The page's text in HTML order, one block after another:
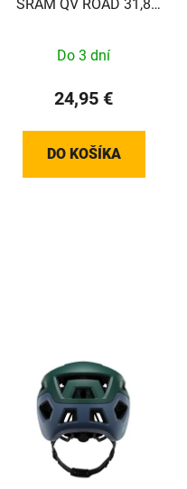
SRAM QV ROAD 31,8
Do 3 dní
24,95 €
DO KOŠÍKA